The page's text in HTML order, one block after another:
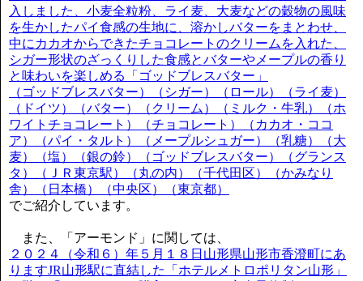
入しました、小麦全粒粉、ライ麦、大麦などの穀物の風味
を生かしたパイ食感の生地に、溶かしバターをまとわせ、
中にカカオからできたチョコレートのクリームを入れた、
シガー形状のざっくりした食感とバターやメープルの香り
と味わいを楽しめる「ゴッドブレスバター」
（ゴッドブレスバター）（シガー）（ロール）（ライ麦）
（ドイツ）（バター）（クリーム）（ミルク・牛乳）（ホ
ワイトチョコレート）（チョコレート）（カカオ・ココ
ア）（パイ・タルト）（メープルシュガー）（乳糖）（大
麦）（塩）（銀の鈴）（ゴッドブレスバター）（グランス
タ）（ＪＲ東京駅）（丸の内）（千代田区）（かみなり
舎）（日本橋）（中央区）（東京都）
でご紹介しています。
また、「アーモンド」に関しては、
２０２４（令和６）年５月１８日山形県山形市香澄町にあ
りますJR山形駅に直結した「ホテルメトロポリタン山形」